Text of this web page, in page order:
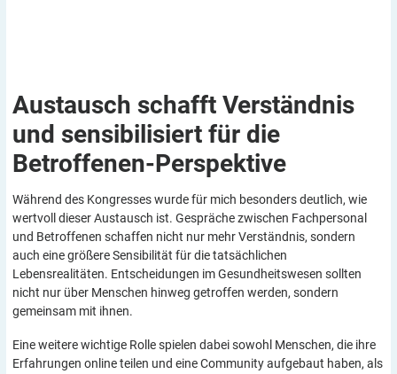
Austausch schafft Verständnis
und sensibilisiert für die
Betroffenen-Perspektive
Während des Kongresses wurde für mich besonders deutlich, wie
wertvoll dieser Austausch ist. Gespräche zwischen Fachpersonal
und Betroffenen schaffen nicht nur mehr Verständnis, sondern
auch eine größere Sensibilität für die tatsächlichen
Lebensrealitäten. Entscheidungen im Gesundheitswesen sollten
nicht nur über Menschen hinweg getroffen werden, sondern
gemeinsam mit ihnen.
Eine weitere wichtige Rolle spielen dabei sowohl Menschen, die ihre
Erfahrungen online teilen und eine Community aufgebaut haben, als